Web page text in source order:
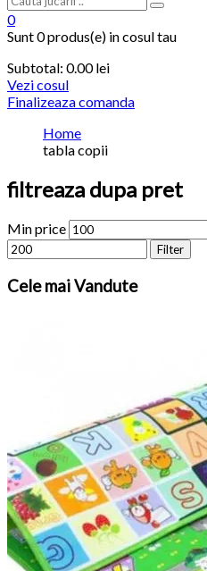
0
Sunt0 produs(e) in cosul tau
Subtotal: 0.00lei
Vezi cosul
Finalizeaza comanda
Home
tabla copii
filtreaza dupa pret
Min price
Filter
Celemai Vandute